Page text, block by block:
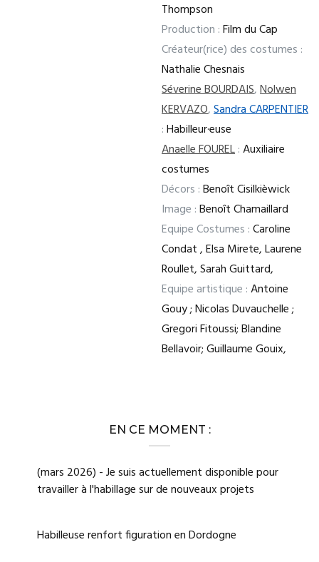
Thompson
Production :Film du Cap
Créateur(rice) des costumes :
Nathalie Chesnais
Séverine BOURDAIS,Nolwen
KERVAZO,Sandra CARPENTIER
:Habilleur·euse
Anaelle FOUREL:Auxiliaire
costumes
Décors :Benoît Cisilkièwick
Image :Benoît Chamaillard
Equipe Costumes :Caroline
Condat , Elsa Mirete, Laurene
Roullet, Sarah Guittard,
Equipe artistique :Antoine
Gouy ; Nicolas Duvauchelle ;
Gregori Fitoussi; Blandine
Bellavoir; Guillaume Gouix,
EN CE MOMENT :
(mars 2026) - Je suis actuellement disponible pour
travailler à l'habillage sur de nouveaux projets
Habilleuse renfort figuration en Dordogne